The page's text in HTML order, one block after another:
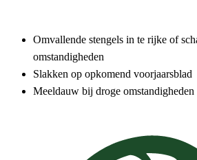
Omvallende stengels in te rijke of
omstandigheden
Slakken op opkomend voorjaarsblad
Meeldauw bij droge omstandigheden